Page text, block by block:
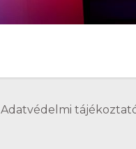
Adatvédelmi